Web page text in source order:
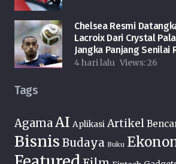
Chelsea Resmi
Lacroix Dari Crystal
Jangka Panjang Senilai
4 hari lalu Views:26
Tags
AgamaAI Aplikasi Artikel
Bisnis Budaya Buku